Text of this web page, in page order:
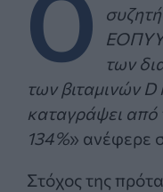
ΕΟΠΥΥ
των
των βιταμινών D
καταγράψει από
134%» ανέφερε
Στόχος της